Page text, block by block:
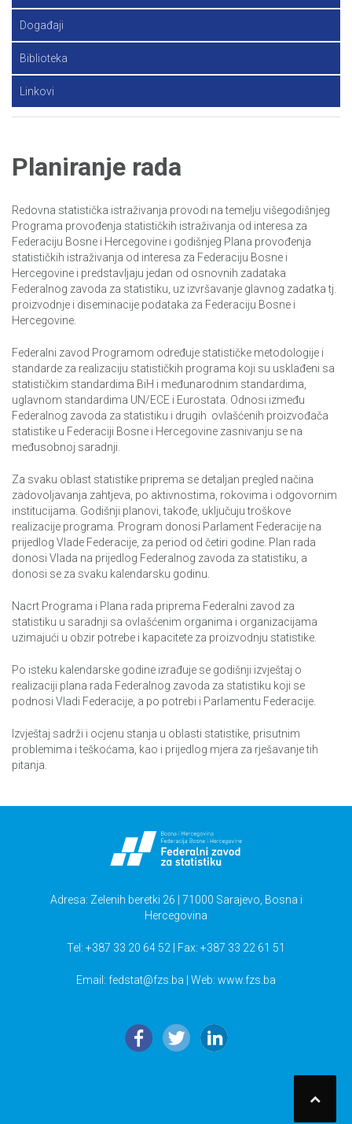
Događaji
Biblioteka
Linkovi
Planiranje rada
Redovna statistička istraživanja provodi na temelju višegodišnjeg
Programa provođenja statističkih istraživanja od interesa za
Federaciju Bosne i Hercegovine i godišnjeg Plana provođenja
statističkih istraživanja od interesa za Federaciju Bosne i
Hercegovine i predstavljaju jedan od osnovnih zadataka
Federalnog zavoda za statistiku, uz izvršavanje glavnog zadatka tj.
proizvodnje i diseminacije podataka za Federaciju Bosne i
Hercegovine.
Federalni zavod Programom određuje statističke metodologije i
standarde za realizaciju statističkih programa koji su usklađeni sa
statističkim standardima BiH i međunarodnim standardima,
uglavnom standardima UN/ECE i Eurostata. Odnosi između
Federalnog zavoda za statistiku i drugih ovlašćenih proizvođača
statistike u Federaciji Bosne i Hercegovine zasnivanju se na
međusobnoj saradnji.
Za svaku oblast statistike priprema se detaljan pregled načina
zadovoljavanja zahtjeva, po aktivnostima, rokovima i odgovornim
institucijama. Godišnji planovi, takođe, uključuju troškove
realizacije programa. Program donosi Parlament Federacije na
prijedlog Vlade Federacije, za period od četiri godine. Plan rada
donosi Vlada na prijedlog Federalnog zavoda za statistiku, a
donosi se za svaku kalendarsku godinu.
Nacrt Programa i Plana rada priprema Federalni zavod za
statistiku u saradnji sa ovlašćenim organima i organizacijama
uzimajući u obzir potrebe i kapacitete za proizvodnju statistike.
Po isteku kalendarske godine izrađuje se godišnji izvještaj o
realizaciji plana rada Federalnog zavoda za statistiku koji se
podnosi Vladi Federacije, a po potrebi i Parlamentu Federacije.
Izvještaj sadrži i ocjenu stanja u oblasti statistike, prisutnim
problemima i teškoćama, kao i prijedlog mjera za rješavanje tih
pitanja.
Adresa: Zelenih beretki 26 | 71000 Sarajevo, Bosna i
Hercegovina
Tel: +387 33 20 64 52 | Fax: +387 33 22 61 51
Email: fedstat@fzs.ba | Web: www.fzs.ba